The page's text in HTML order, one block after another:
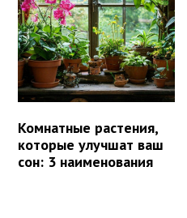
Комнатные растения,
которые улучшат ваш
сон: 3 наименования